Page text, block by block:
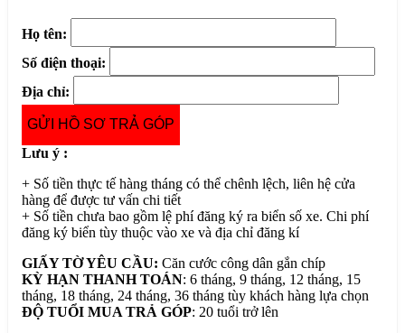
Họ tên:
Số điện thoại:
Địa chỉ:
GỬI HỒ SƠ TRẢ GÓP
Lưu ý :
+ Số tiền thực tế hàng tháng có thể chênh lệch, liên hệ cửa
hàng để được tư vấn chi tiết
+ Số tiền chưa bao gồm lệ phí đăng ký ra biển số xe. Chi phí
đăng ký biển tùy thuộc vào xe và địa chỉ đăng kí
GIẤY TỜ YÊU CẦU: Căn cước công dân gắn chíp
KỲ HẠN THANH TOÁN: 6 tháng, 9 tháng, 12 tháng, 15
tháng, 18 tháng, 24 tháng, 36 tháng tùy khách hàng lựa chọn
ĐỘ TUỔI MUA TRẢ GÓP: 20 tuổi trở lên